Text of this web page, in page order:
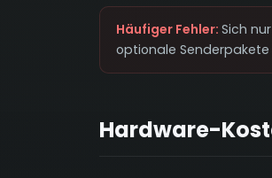
Häufiger Fehler: Sich
optionale
Hardware-